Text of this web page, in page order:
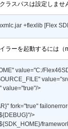
ラスパスは設定しませ
+flexlib [Flex
ラーを起動するには（
value="C:/
value="true"/>
fork="true"
>